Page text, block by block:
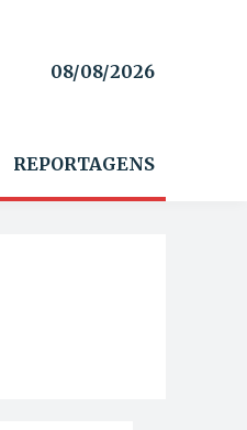
08/08/2026
REPORTAGENS